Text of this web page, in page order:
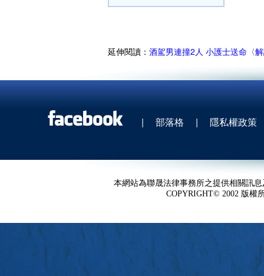
延伸閱讀： 酒駕男連撞2人 小護士送命〈
| 部落格 | 隱私權政策
本網站為聯晟法律事務所之提供相關訊
COPYRIGHT© 2002 版權